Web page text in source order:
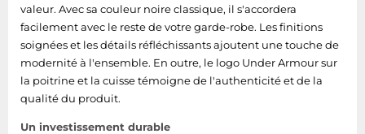
valeur. Avec sa couleur noire classique, il s'accordera
facilement avec le reste de votre garde-robe. Les finitions
soignées et les détails réfléchissants ajoutent une touche de
modernité à l'ensemble. En outre, le logo Under Armour sur
la poitrine et la cuisse témoigne de l'authenticité et de la
qualité du produit.
Un investissement durable